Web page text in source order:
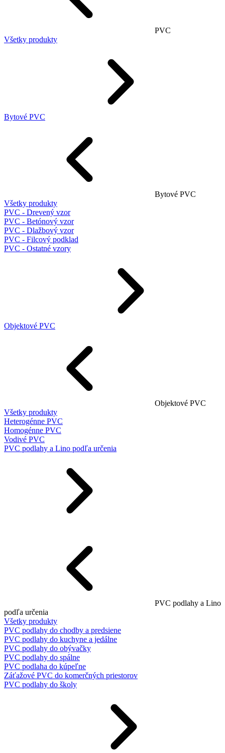
PVC
Všetky produkty
Bytové PVC
Bytové PVC
Všetky produkty
PVC - Drevený vzor
PVC - Betónový vzor
PVC - Dlažbový vzor
PVC - Filcový podklad
PVC - Ostatné vzory
Objektové PVC
Objektové PVC
Všetky produkty
Heterogénne PVC
Homogénne PVC
Vodivé PVC
PVC podlahy a Lino podľa určenia
PVC podlahy a Lino
podľa určenia
Všetky produkty
PVC podlahy do chodby a predsiene
PVC podlahy do kuchyne a jedálne
PVC podlahy do obývačky
PVC podlahy do spálne
PVC podlaha do kúpeľne
Záťažové PVC do komerčných priestorov
PVC podlahy do školy